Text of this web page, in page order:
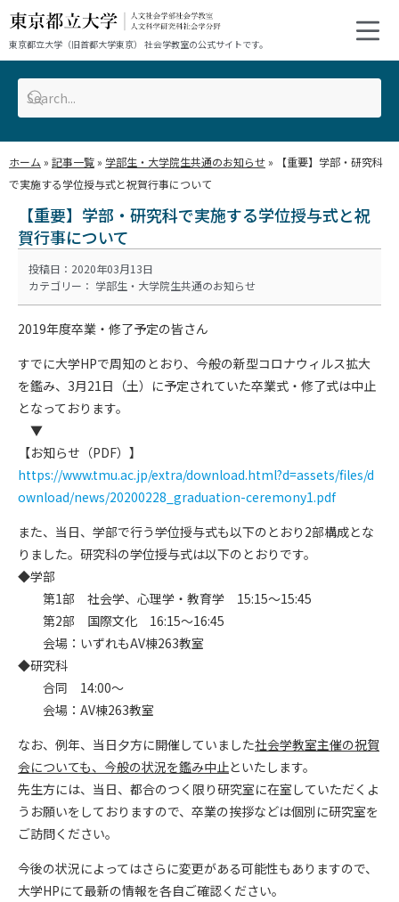
東京都立大学（旧首都大学東京） 社会学教室の公式サイトです。
ホーム » 記事一覧 » 学部生・大学院生共通のお知らせ »
【重要】学部・研究科
で実施する学位授与式​と祝賀行事について
【重要】学部・研究科で実施する学位授与式​と祝
賀行事について
投稿日：2020年03月13日
カテゴリー： 学部生・大学院生共通のお知らせ
2019年度卒業・修了予定の皆さん
すでに大学HPで周知のとおり、今般の新型コロナウィルス拡大
を鑑み、3月21日（土）に予定されていた卒業式・修了式は中止
となっております。
▼
【お知らせ（PDF）】
https://www.tmu.ac.jp/extra/download.html?d=assets/files/d
ownload/news/20200228_graduation-ceremony1.pdf
また、当日、学部で行う学位授与式も以下のとおり2部構成とな
りました。研究科の学位授与式は以下のとおりです。
◆学部
第1部 社会学、心理学・教育学 15:15～15:45
第2部 国際文化 16:15～16:45
会場：いずれもAV棟263教室
◆研究科
合同 14:00～
会場：AV棟263教室
なお、例年、当日夕方に開催していました社会学教室主催の祝賀
会についても、今般の状況を鑑み中止といたします。
先生方には、当日、都合のつく限り研究室に在室していただくよ
うお願いをしておりますので、卒業の挨拶などは個別に研究室を
ご訪問ください。
今後の状況によってはさらに変更がある可能性もありますので、
大学HPにて最新の情報を各自ご確認ください。